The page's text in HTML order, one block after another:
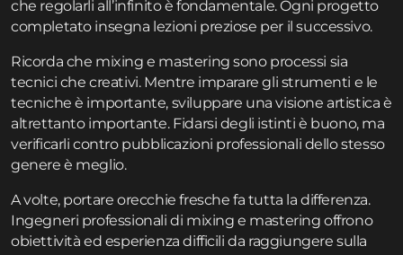
che regolarli all’infinito è fondamentale. Ogni progetto
completato insegna lezioni preziose per il successivo.
Ricorda che mixing e mastering sono processi sia
tecnici che creativi. Mentre imparare gli strumenti e le
tecniche è importante, sviluppare una visione artistica è
altrettanto importante. Fidarsi degli istinti è buono, ma
verificarli contro pubblicazioni professionali dello stesso
genere è meglio.
A volte, portare orecchie fresche fa tutta la differenza.
Ingegneri professionali di mixing e mastering offrono
obiettività ed esperienza difficili da raggiungere sulla